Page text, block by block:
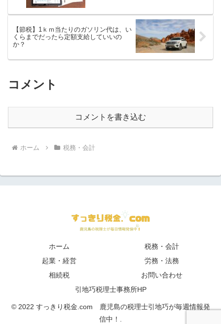
【節税】1ｋｍ当たりのガソリン代は、い
くらまでだったら定額支給していいの
か？
コメント
コメントを書き込む
ホーム 税務・会計
ホーム
税務・会計
起業・経営
労務・法務
相続税
お問い合わせ
引地巧税理士事務所HP
© 2022 すっきり税金.com 鹿児島の税理士引地巧が毎週情報発
信中！.